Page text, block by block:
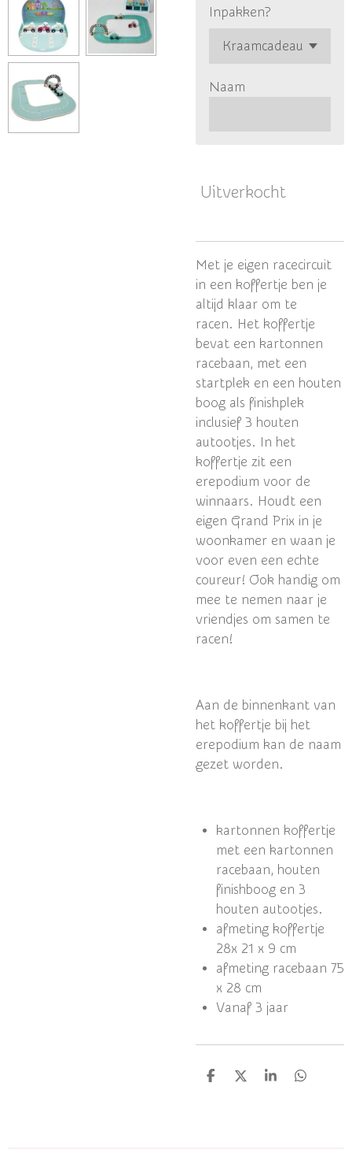
Inpakken?
Naam
Uitverkocht
Met je eigen racecircuit
in een koffertje ben je
altijd klaar om te
racen. Het koffertje
bevat een kartonnen
racebaan, met een
startplek en een houten
boog als finishplek
inclusief 3 houten
autootjes. In het
koffertje zit een
erepodium voor de
winnaars. Houdt een
eigen Grand Prix in je
woonkamer en waan je
voor even een echte
coureur! Ook handig om
mee te nemen naar je
vriendjes om samen te
racen!
Aan de binnenkant van
het koffertje bij het
erepodium kan de naam
gezet worden.
kartonnen koffertje
met een kartonnen
racebaan, houten
finishboog en 3
houten autootjes.
afmeting koffertje
28x 21 x 9 cm
afmeting racebaan 75
x 28 cm
Vanaf 3 jaar
D
D
S
D